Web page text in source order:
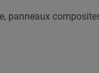
panneaux